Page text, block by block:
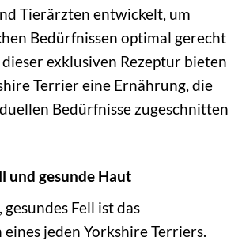
Tierärzten entwickelt, um
Bedürfnissen optimal gerecht
exklusiven Rezeptur bieten
Terrier eine Ernährung, die
Bedürfnisse zugeschnitten
und gesunde Haut
gesundes Fell ist das
jeden Yorkshire Terriers.